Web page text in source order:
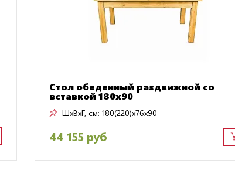
Стол обеденный раздвижной со
вставкой 180х90
ШxВxГ, см: 180(220)x76x90
44 155 руб